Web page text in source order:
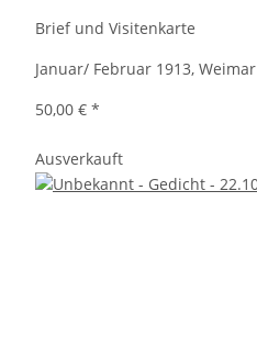
Brief und Visitenkarte
Januar/ Februar 1913, Weimar
50,00 € *
Ausverkauft